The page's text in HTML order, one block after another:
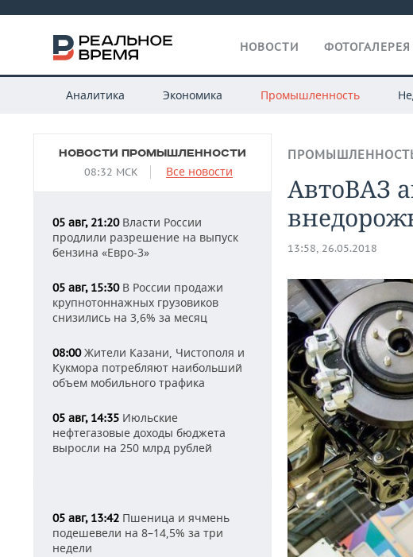
НОВОСТИ ФОТОГАЛЕРЕЯ
Аналитика Экономика Промышленность
НОВОСТИ ПРОМЫШЛЕННОСТИ
08:32 МСК Все новости
05 авг, 21:20Власти России
продлили разрешение на выпуск
бензина «Евро-3»
05 авг, 15:30В России продажи
крупнотоннажных грузовиков
снизились на 3,6% за месяц
08:00Жители Казани, Чистополя и
Кукмора потребляют наибольший
объем мобильного трафика
05 авг, 14:35 Июльские
нефтегазовые доходы бюджета
выросли на 250 млрд рублей
05 авг, 13:42 Пшеница и ячмень
подешевели на 8–14,5% за три
недели
АвтоВАЗ
13:58, 26.05.2018